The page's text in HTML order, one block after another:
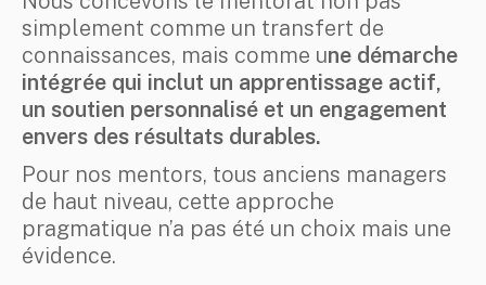
simplement comme un transfert de
connaissances, mais comme une démarche
intégrée qui inclut un apprentissage actif,
un soutien personnalisé et un engagement
envers des résultats durables.
Pour nos mentors, tous anciens managers
de haut niveau, cette approche
pragmatique n’a pas été un choix mais une
évidence.